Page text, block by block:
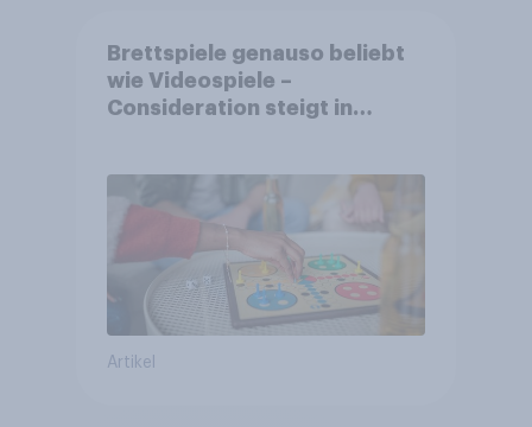
Brettspiele genauso beliebt
wie Videospiele –
Consideration steigt in
Artikel